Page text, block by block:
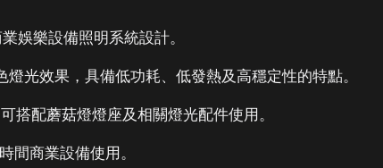
娛樂設備照明系統設計。
光效果，具備低功耗、低發熱及高穩定性的特點。
搭配蘑菇燈燈座及相關燈光配件使用。
間商業設備使用。